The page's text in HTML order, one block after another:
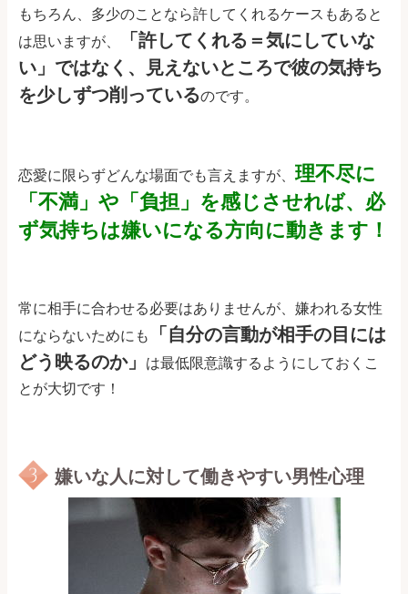
もちろん、多少のことなら許してくれるケースもあると
は思いますが、
「許してくれる＝気にしていな
い」ではなく、見えないところで彼の気持ち
を少しずつ削っているのです。
恋愛に限らずどんな場面でも言えますが、 理不尽に
「不満」や「負担」を感じさせれば、必
ず気持ちは嫌いになる方向に動きます！
常に相手に合わせる必要はありませんが、嫌われる女性
にならないためにも
「自分の言動が相手の目には
どう映るのか」
は最低限意識するようにしておくこ
とが大切です！
嫌いな人に対して働きやすい男性心理